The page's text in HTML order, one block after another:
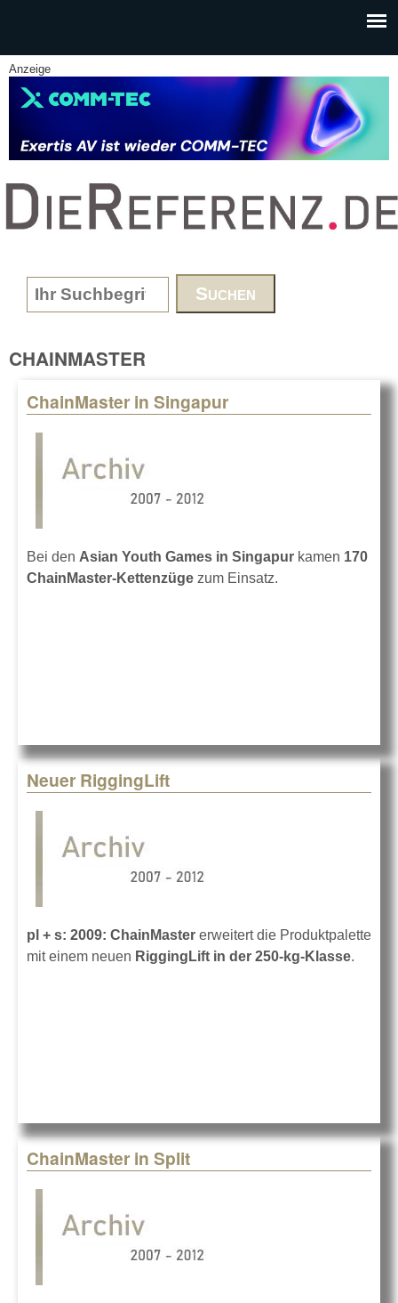
Anzeige
www.DieReferenz.de
Search form
CHAINMASTER
ChainMaster in Singapur
Bei den Asian Youth Games in Singapur kamen 170
ChainMaster-Kettenzüge zum Einsatz.
Neuer RiggingLift
pl + s: 2009: ChainMaster erweitert die Produktpalette
mit einem neuen RiggingLift in der 250-kg-Klasse.
ChainMaster in Split
Pages